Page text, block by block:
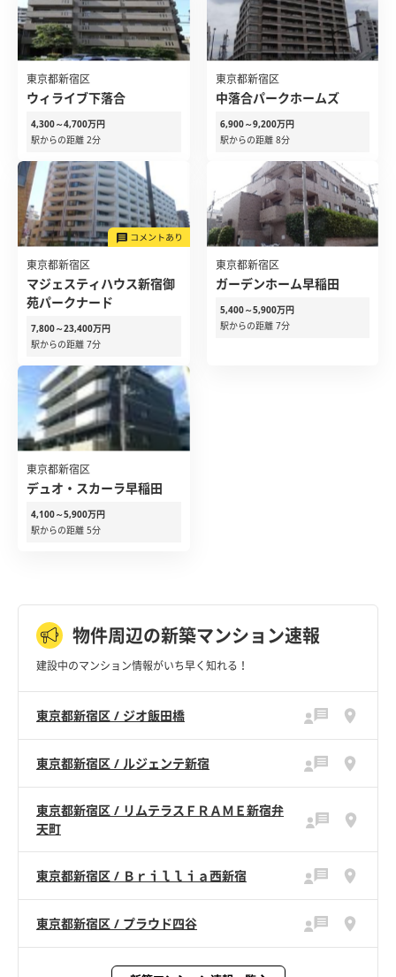
東京都新宿区
ウィライブ下落合
4,300～4,700万円
駅からの距離 2分
東京都新宿区
中落合パークホームズ
6,900～9,200万円
駅からの距離 8分
東京都新宿区
マジェスティハウス新宿御
苑パークナード
7,800～23,400万円
駅からの距離 7分
東京都新宿区
ガーデンホーム早稲田
5,400～5,900万円
駅からの距離 7分
東京都新宿区
デュオ・スカーラ早稲田
4,100～5,900万円
駅からの距離 5分
物件周辺の新築マンション速報
建設中のマンション情報がいち早く知れる！
東京都新宿区 / ジオ飯田橋
東京都新宿区 / ルジェンテ新宿
東京都新宿区 / リムテラスＦＲＡＭＥ新宿弁
天町
東京都新宿区 / Ｂｒｉｌｌｉａ西新宿
東京都新宿区 / プラウド四谷